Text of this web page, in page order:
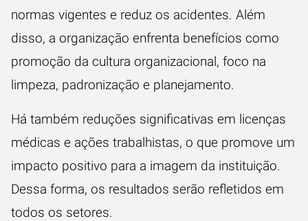
normas vigentes e reduz os acidentes. Além
disso, a organização enfrenta benefícios como
promoção da cultura organizacional, foco na
limpeza, padronização e planejamento.
Há também reduções significativas em licenças
médicas e ações trabalhistas, o que promove um
impacto positivo para a imagem da instituição.
Dessa forma, os resultados serão refletidos em
todos os setores.